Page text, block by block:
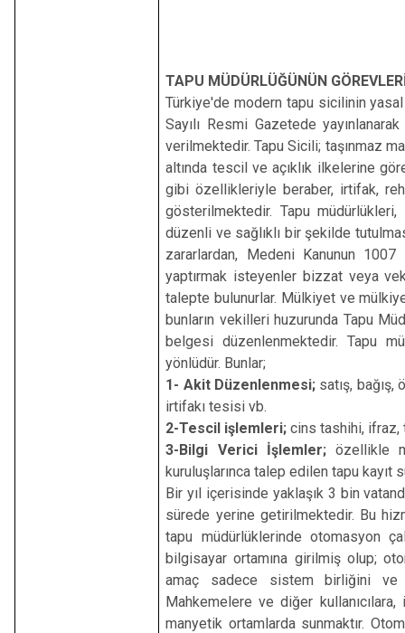
TAPU MÜDÜRLÜĞÜNÜN
Türkiye'de modern tapu sicilinin
Sayılı Resmi Gazetede
verilmektedir. Tapu Sicili; taşınmaz
altında tescil ve açıklık ilkelerine
gibi özellikleriyle beraber, irtifak,
gösterilmektedir. Tapu
düzenli ve sağlıklı bir şekilde
zararlardan, Medeni Kanunun
yaptırmak isteyenler bizzat veya
talepte bulunurlar. Mülkiyet ve
bunların vekilleri huzurunda Tapu
belgesi düzenlenmektedir. Tapu
yönlüdür. Bunlar;
1- Akit Düzenlenmesi; satış,
irtifakı tesisi vb.
2-Tescil işlemleri; cins tashihi,
3-Bilgi Verici İşlemler;özellikle
kuruluşlarınca talep edilen tapu kayıt
Bir yıl içerisinde yaklaşık 3 bin
sürede yerine getirilmektedir. Bu
tapu müdürlüklerinde otomasyon
bilgisayar ortamına girilmiş olup;
amaç sadece sistem birliğini ve
Mahkemelere ve diğer
manyetik ortamlarda sunmaktır.